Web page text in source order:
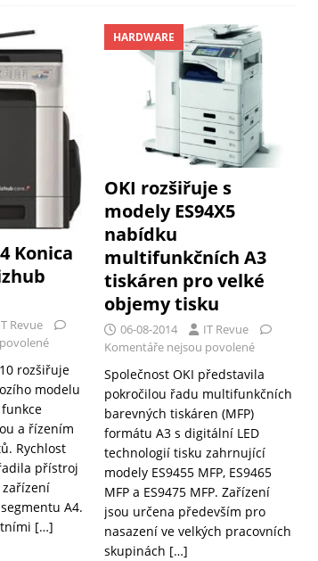
Konica
Revue
rozšiřuje
modelu
a řízením
Rychlost
přístroj
A4.
[…]
HARDWARE
OKI rozšiřuje s
modely ES94X5
nabídku
multifunkčních A3
tiskáren pro velké
objemy tisku
06-08-2014
IT Revue
Komentáře nejsou povolené
Společnost OKI představila
pokročilou řadu multifunkčních
barevných tiskáren (MFP)
formátu A3 s digitální LED
technologií tisku zahrnující
modely ES9455 MFP, ES9465
MFP a ES9475 MFP. Zařízení
jsou určena především pro
nasazení ve velkých pracovních
skupinách […]